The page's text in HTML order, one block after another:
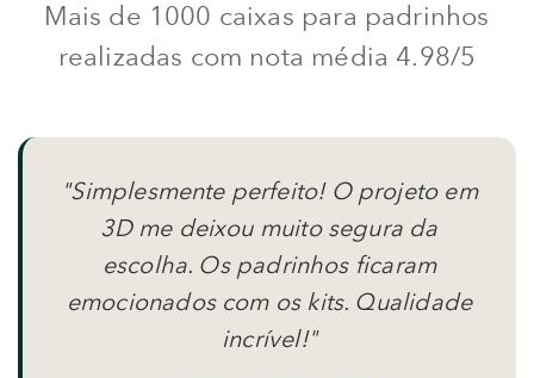
Mais de 1000 caixas para padrinhos
realizadas com nota média 4.98/5
"Simplesmente perfeito! O projeto em
3D me deixou muito segura da
escolha. Os padrinhos ficaram
emocionados com os kits. Qualidade
incrível!"